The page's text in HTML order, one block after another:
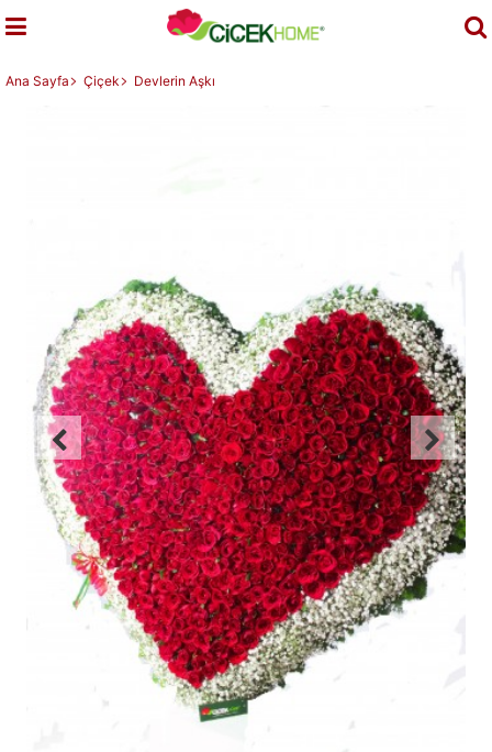
Ana Sayfa Çiçek Devlerin Aşkı